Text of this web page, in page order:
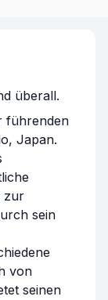
überall.
führenden
Japan.
zur
sein
von
seinen